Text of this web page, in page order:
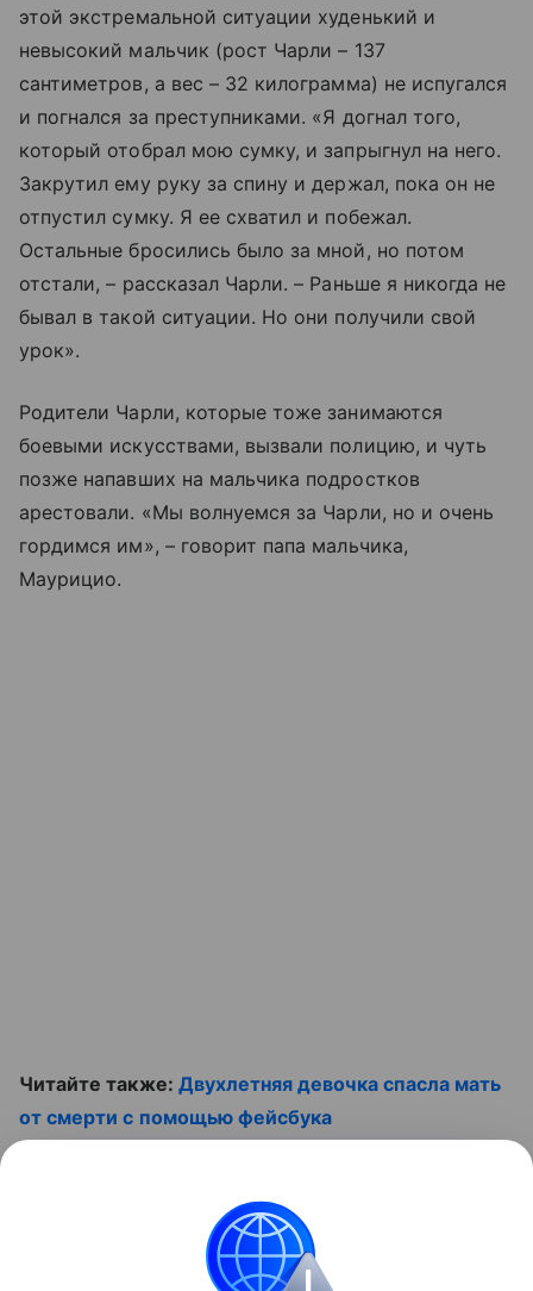
этой экстремальной ситуации худенький и
невысокий мальчик (рост Чарли – 137
сантиметров, а вес – 32 килограмма) не испугался
и погнался за преступниками. «Я догнал того,
который отобрал мою сумку, и запрыгнул на него.
Закрутил ему руку за спину и держал, пока он не
отпустил сумку. Я ее схватил и побежал.
Остальные бросились было за мной, но потом
отстали, – рассказал Чарли. – Раньше я никогда не
бывал в такой ситуации. Но они получили свой
урок».
Родители Чарли, которые тоже занимаются
боевыми искусствами, вызвали полицию, и чуть
позже напавших на мальчика подростков
арестовали. «Мы волнуемся за Чарли, но и очень
гордимся им», – говорит папа мальчика,
Маурицио.
Читайте также: Двухлетняя девочка спасла мать
от смерти с помощью фейсбука
Контент недоступен